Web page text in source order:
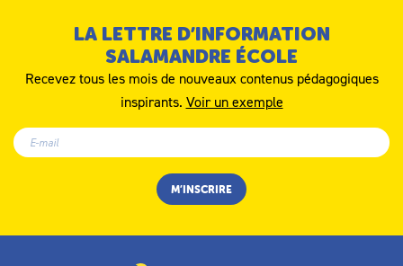
LA LETTRE D’INFORMATION
SALAMANDRE ÉCOLE
Recevez tous les mois de nouveaux contenus pédagogiques
inspirants. Voir un exemple